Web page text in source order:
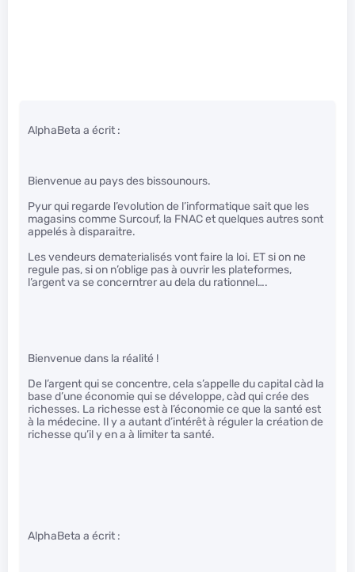
AlphaBeta a écrit :
Bienvenue au pays des bissounours.
Pyur qui regarde l’evolution de l’informatique sait que les
magasins comme Surcouf, la FNAC et quelques autres sont
appelés à disparaitre.
Les vendeurs dematerialisés vont faire la loi. ET si on ne
regule pas, si on n’oblige pas à ouvrir les plateformes,
l’argent va se concerntrer au dela du rationnel….
Bienvenue dans la réalité !
De l’argent qui se concentre, cela s’appelle du capital càd la
base d’une économie qui se développe, càd qui crée des
richesses. La richesse est à l’économie ce que la santé est
à la médecine. Il y a autant d’intérêt à réguler la création de
richesse qu’il y en a à limiter ta santé.
AlphaBeta a écrit :